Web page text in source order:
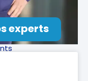
experts